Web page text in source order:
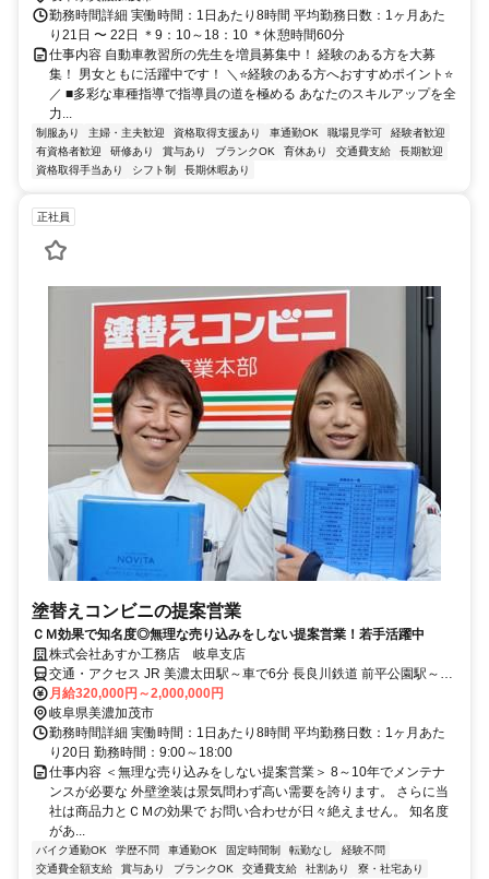
勤務時間詳細 実働時間：1日あたり8時間 平均勤務日数：1ヶ月あた
り21日 〜 22日 ＊9：10～18：10 ＊休憩時間60分
仕事内容 自動車教習所の先生を増員募集中！ 経験のある方を大募
集！ 男女ともに活躍中です！ ＼⭐経験のある方へおすすめポイント⭐
／ ■多彩な車種指導で指導員の道を極める あなたのスキルアップを全
力...
制服あり 主婦・主夫歓迎 資格取得支援あり 車通勤OK 職場見学可
経験者歓迎
有資格者歓迎
研修あり 賞与あり ブランクOK 育休あり 交通費支給
長期歓迎
資格取得手当あり
シフト制 長期休暇あり
正社員
塗替えコンビニの提案営業
ＣＭ効果で知名度◎無理な売り込みをしない提案営業！若手活躍中
株式会社あすか工務店 岐阜支店
交通・アクセス JR 美濃太田駅～車で6分 長良川鉄道 前平公園駅～車
で5分
月給320,000円～2,000,000円
岐阜県美濃加茂市
勤務時間詳細 実働時間：1日あたり8時間 平均勤務日数：1ヶ月あた
り20日 勤務時間：9:00～18:00
仕事内容 ＜無理な売り込みをしない提案営業＞ 8～10年でメンテナ
ンスが必要な 外壁塗装は景気問わず高い需要を誇ります。 さらに当
社は商品力とＣＭの効果で お問い合わせが日々絶えません。 知名度
があ...
バイク通勤OK 学歴不問 車通勤OK 固定時間制 転勤なし
経験不問
交通費全額支給
賞与あり ブランクOK 交通費支給 社割あり 寮・社宅あり